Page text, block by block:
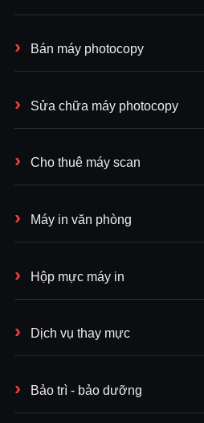
Bán máy photocopy
Sửa chữa máy photocopy
Cho thuê máy scan
Máy in văn phòng
Hộp mực máy in
Dịch vụ thay mực
Bảo trì - bảo dưỡng